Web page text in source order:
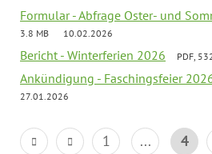
Formular - Abfrage Oster- und
3.8 MB
10.02.2026
Bericht - Winterferien 2026 PDF,
Ankündigung - Faschingsfeier
27.01.2026
1 ... 4